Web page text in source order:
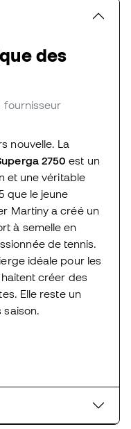
des
fournisseur
nouvelle. La
2750 est un
et une véritable
que le jeune
Martiny a créé un
à semelle en
de tennis.
idéale pour les
créer des
Elle reste un